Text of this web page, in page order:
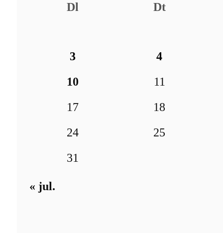
Dl Dt
3
4
10
11
17
18
24
25
31
« jul.